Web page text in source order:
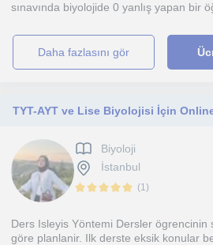
sınavında biyolojide 0 yanlış yapan bir
daha fazlasını gör
TYT-AYT ve Lise Biyolojisi İçin
Biyoloji
İstanbul
(1)
Ders Isleyis Yöntemi Dersler ögrencinin
göre planlanir. Ilk derste eksik konular